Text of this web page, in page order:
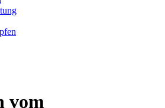
vom